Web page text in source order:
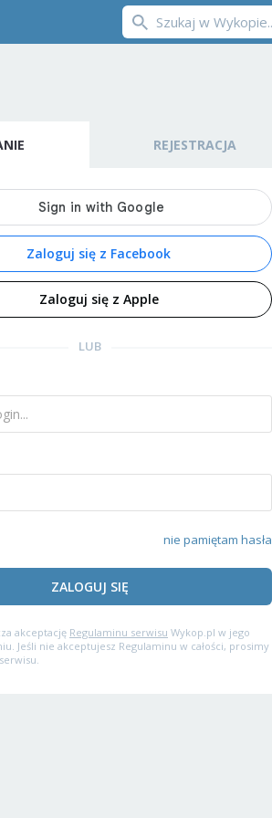
REJESTRACJA
Zaloguj się z Facebook
Zaloguj się z Apple
LUB
nie pamiętam hasła
ZALOGUJ SIĘ
akceptację Regulaminu serwisu Wykop.pl w jego
Jeśli nie akceptujesz Regulaminu w całości, prosimy